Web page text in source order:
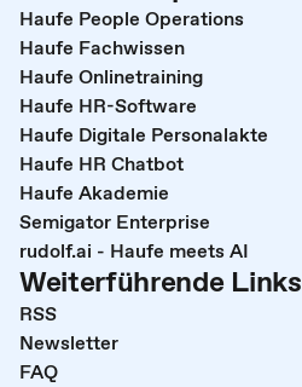
Haufe People Operations
Haufe Fachwissen
Haufe Onlinetraining
Haufe HR-Software
Haufe Digitale Personalakte
Haufe HR Chatbot
Haufe Akademie
Semigator Enterprise
rudolf.ai - Haufe meets AI
Weiterführende Links
RSS
Newsletter
FAQ